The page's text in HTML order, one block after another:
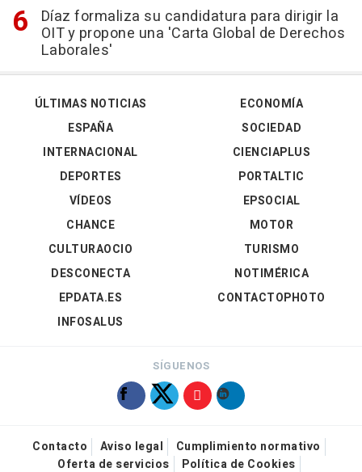
Díaz formaliza su candidatura para dirigir la
OIT y propone una 'Carta Global de Derechos
Laborales'
ÚLTIMAS NOTICIAS
ESPAÑA
INTERNACIONAL
DEPORTES
VÍDEOS
ECONOMÍA
SOCIEDAD
CIENCIAPLUS
PORTALTIC
EPSOCIAL
CHANCE
CULTURAOCIO
DESCONECTA
EPDATA.ES
INFOSALUS
MOTOR
TURISMO
NOTIMÉRICA
CONTACTOPHOTO
SÍGUENOS
Contacto Aviso legal
Cumplimiento normativo
Oferta de servicios
Política de Cookies